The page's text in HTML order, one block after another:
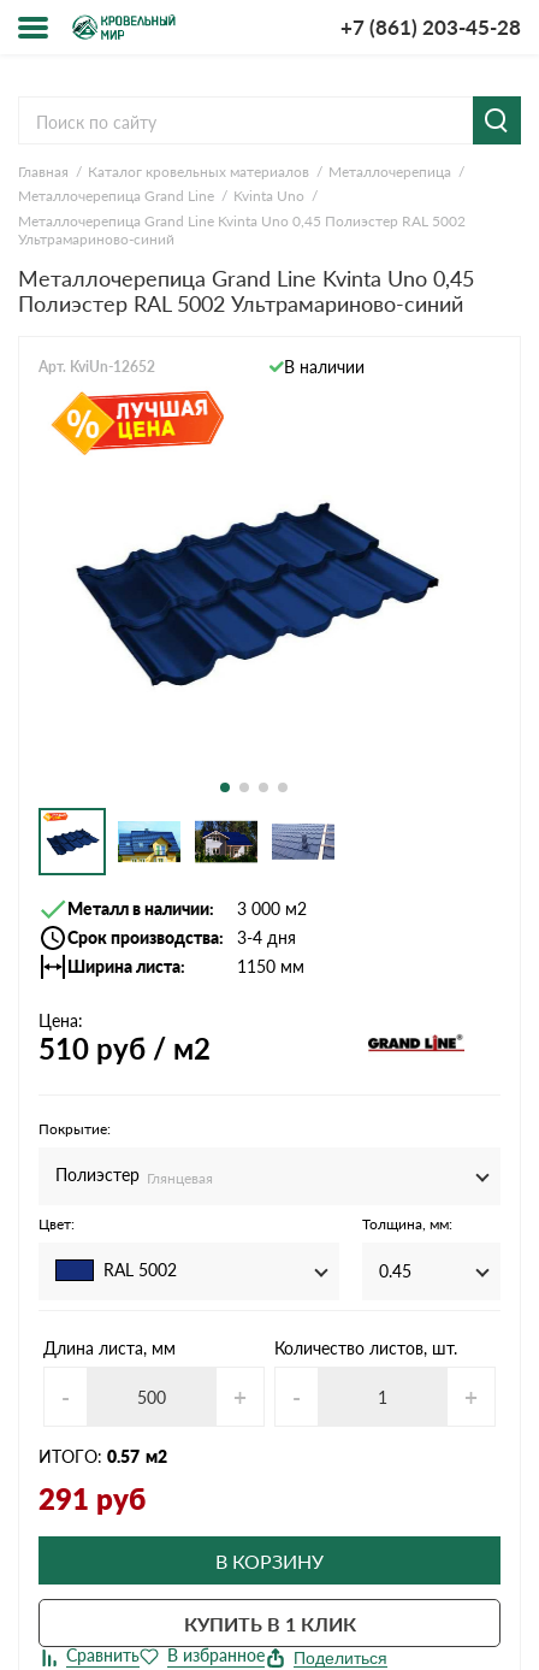
+7 (861) 203-45-28
компании
и оплата
ответы
Главная Каталог кровельных материалов
Металлочерепица
Металлочерепица Grand Line
Kvinta Uno
Металлочерепица Grand Line Kvinta Uno 0,45 Полиэстер RAL 5002
Ультрамариново-синий
Металлочерепица Grand Line Kvinta Uno 0,45
Полиэстер RAL 5002 Ультрамариново-синий
Арт. KviUn-12652 В наличии
Металл в наличии
3 000 м2
Срок производства
3-4 дня
Ширина листа
1150 мм
Цена:
510 руб / м2
Покрытие:
Полиэстер Глянцевая
Цвет:
RAL 5002
Толщина, мм:
0.45
Длина листа, мм
- +
Количество листов, шт.
- +
ИТОГО: 0.57 м2
291 руб
В КОРЗИНУ
КУПИТЬ В 1 КЛИК
Поделиться